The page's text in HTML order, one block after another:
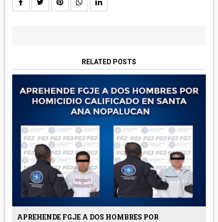
RELATED POSTS
APREHENDE FGJE A DOS HOMBRES POR